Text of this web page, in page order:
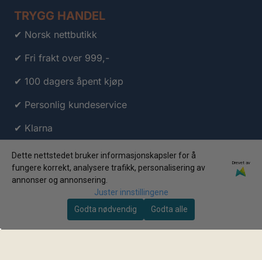
TRYGG HANDEL
✔ Norsk nettbutikk
✔ Fri frakt over 999,-
✔ 100 dagers åpent kjøp
✔ Personlig kundeservice
✔ Klarna
✔ Vipps
Dette nettstedet bruker informasjonskapsler for å
fungere korrekt, analysere trafikk, personalisering av
annonser og annonsering.
Drevet av
Juster innstillingene
Godta nødvendig
Godta alle